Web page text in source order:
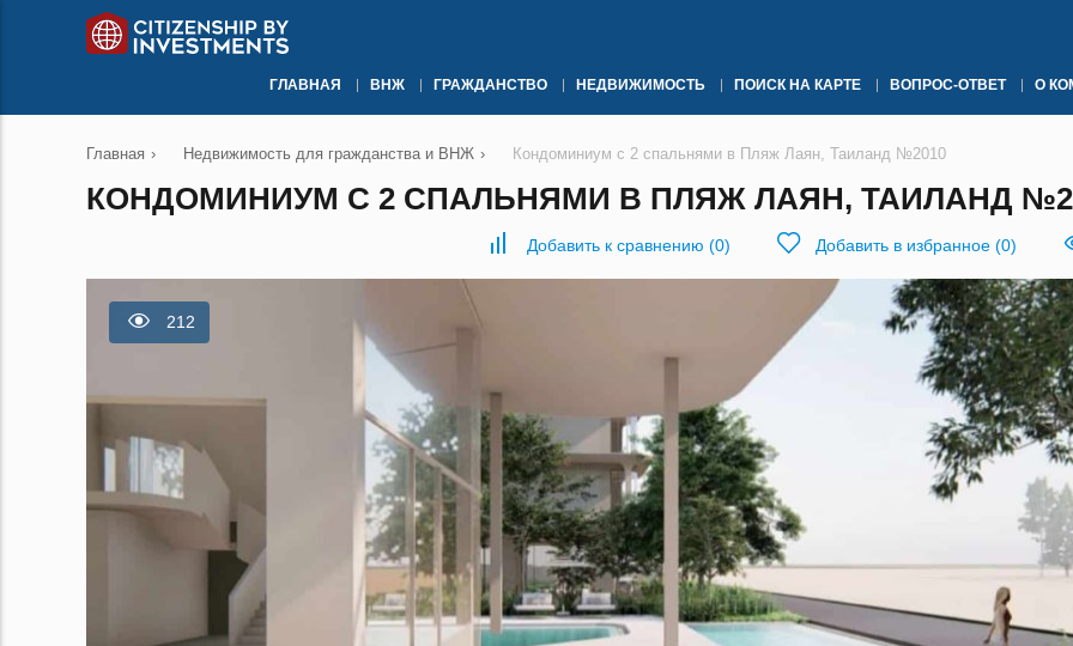
ГЛАВНАЯ ВНЖ ГРАЖДАНСТВО НЕДВИЖИМОСТЬ ПОИСК НА КАРТЕ ВОПРОС-ОТВЕТ О
Главная › Недвижимость для гражданства и ВНЖ › Кондоминиум с 2 спальнями в Пляж Лаян, Таиланд №2010
КОНДОМИНИУМ С 2 СПАЛЬНЯМИ В ПЛЯЖ ЛАЯН, ТАИЛАНД
Добавить к сравнению (0) Добавить в избранное (0)
212